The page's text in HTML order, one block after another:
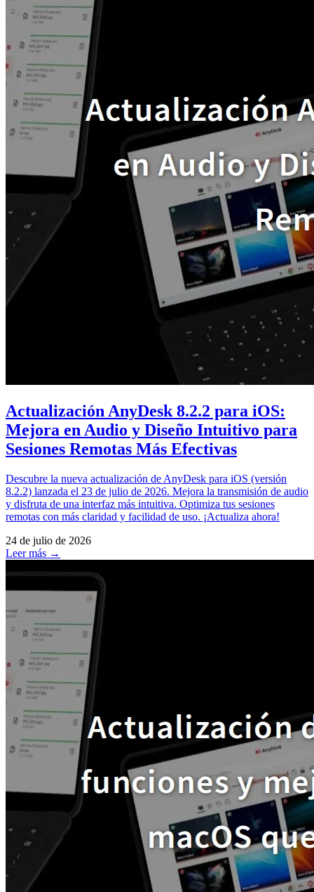
Actualización AnyDesk 8.2.2 para iOS:
Mejora en Audio y Diseño Intuitivo para
Sesiones Remotas Más Efectivas
Descubre la nueva actualización de AnyDesk para iOS (versión
8.2.2) lanzada el 23 de julio de 2026. Mejora la transmisión de audio
y disfruta de una interfaz más intuitiva. Optimiza tus sesiones
remotas con más claridad y facilidad de uso. ¡Actualiza ahora!
24 de julio de 2026
Leer más →